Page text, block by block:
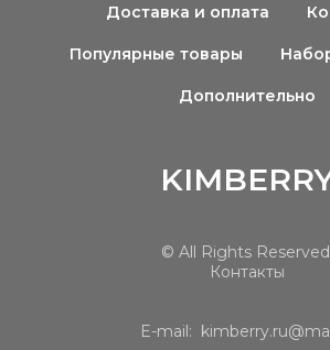
Доставка и оплата
Популярные товары
Дополнительно
© All Rights
Контакты
E-mail: